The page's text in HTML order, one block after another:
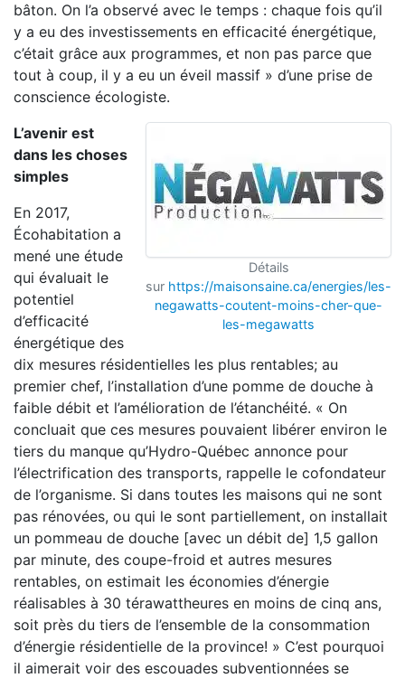
bâton. On l’a observé avec le temps : chaque fois qu’il
y a eu des investissements en efficacité énergétique,
c’était grâce aux programmes, et non pas parce que
tout à coup, il y a eu un éveil massif » d’une prise de
conscience écologiste.
Détails
sur https://maisonsaine.ca/energies/les-
negawatts-coutent-moins-cher-que-
les-megawatts
L’avenir est
dans les choses
simples
En 2017,
Écohabitation a
mené une étude
qui évaluait le
potentiel
d’efficacité
énergétique des
dix mesures résidentielles les plus rentables; au
premier chef, l’installation d’une pomme de douche à
faible débit et l’amélioration de l’étanchéité. « On
concluait que ces mesures pouvaient libérer environ le
tiers du manque qu’Hydro-Québec annonce pour
l’électrification des transports, rappelle le cofondateur
de l’organisme. Si dans toutes les maisons qui ne sont
pas rénovées, ou qui le sont partiellement, on installait
un pommeau de douche [avec un débit de] 1,5 gallon
par minute, des coupe-froid et autres mesures
rentables, on estimait les économies d’énergie
réalisables à 30 térawattheures en moins de cinq ans,
soit près du tiers de l’ensemble de la consommation
d’énergie résidentielle de la province! » C’est pourquoi
il aimerait voir des escouades subventionnées se